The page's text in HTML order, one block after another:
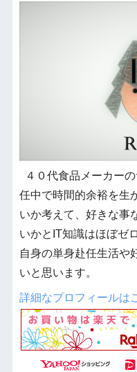
４０代食品メーカー
任中で時間的余裕を生
いか考えて、好きな事
いかとIT知識はほぼゼ
自身の単身赴任生活や
いと思います。
詳細なプロフィールは